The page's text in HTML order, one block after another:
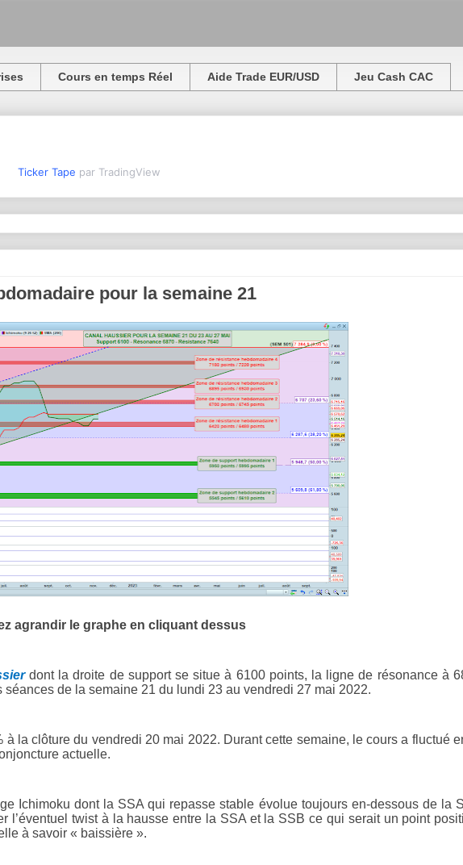
Cours en temps Réel Aide Trade EUR/USD Jeu Cash CAC
Ticker Tape par TradingView
pour la semaine 21
agrandir le graphe en cliquant dessus
dont la droite de support se situe à 6100 points, la ligne de résonance à
de la semaine 21 du lundi 23 au vendredi 27 mai 2022.
la clôture du vendredi 20 mai 2022. Durant cette semaine, le cours a fluctué
actuelle.
Ichimoku dont la SSA qui repasse stable évolue toujours en-dessous de la
l’éventuel twist à la hausse entre la SSA et la SSB ce qui serait un point
à savoir « baissière ».